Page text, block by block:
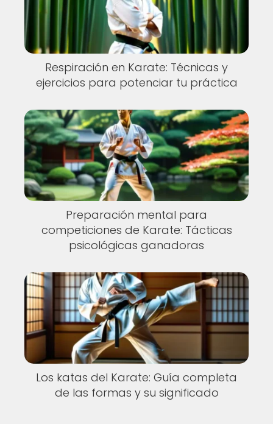
Respiración en Karate: Técnicas y
ejercicios para potenciar tu práctica
Preparación mental para
competiciones de Karate: Tácticas
psicológicas ganadoras
Los katas del Karate: Guía completa
de las formas y su significado